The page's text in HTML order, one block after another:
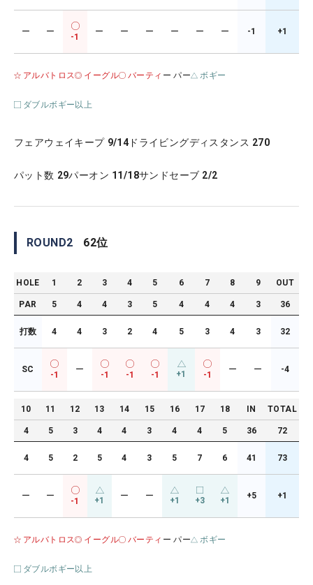
ー ー
-1
ー ー ー ー ー ー -1 +1
アルバトロス イーグル バーティ ー パー ボギー
ダブルボギー以上
フェアウェイキープ 9/14 ドライビングディスタンス 270
パット数 29パーオン 11/18サンドセーブ 2/2
ROUND2 62位
HOLE 1 2 3 4 5 6 7 8 9 OUT
PAR 5 4 4 3 5 4 4 4 3 36
打数 4 4 3 2 4 5 3 4 3 32
SC
-1
ー
-1 -1 -1 +1 -1
ー ー -4
10 11 12 13 14 15 16 17 18 IN TOTAL
4 5 3 4 4 3 4 4 5 36 72
4 5 2 5 4 3 5 7 6 41 73
ー ー
-1 +1 ー ー +1 +3 +1 +5 +1
アルバトロス イーグル バーティ ー パー ボギー
ダブルボギー以上